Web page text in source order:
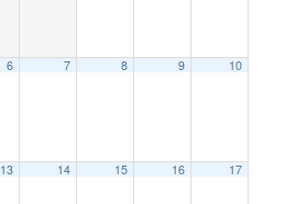
6 7 8 9 10
13 14 15 16 17